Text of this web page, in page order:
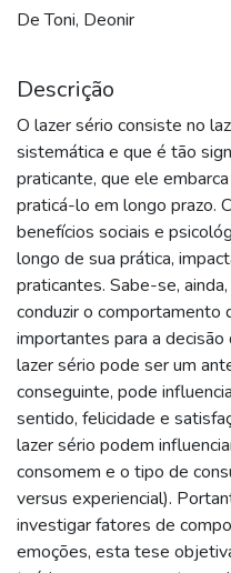
De Toni, Deonir
Descrição
O lazer sério consiste no
sistemática e que é tão
praticante, que ele
praticá-lo em longo prazo.
benefícios sociais e
longo de sua prática,
praticantes. Sabe-se,
conduzir o comportamento
importantes para a
lazer sério pode ser um
conseguinte, pode
sentido, felicidade e
lazer sério podem
consomem e o tipo de
versus experiencial).
investigar fatores de
emoções, esta tese